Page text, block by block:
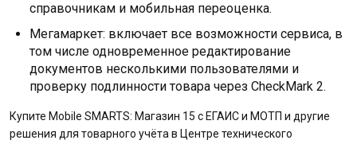
справочникам и мобильная переоценка.
Мегамаркет: включает все возможности сервиса, в
том числе одновременное редактирование
документов несколькими пользователями и
проверку подлинности товара через CheckMark 2.
Купите Mobile SMARTS: Магазин 15 c ЕГАИС и МОТП и другие
решения для товарного учёта в Центре технического